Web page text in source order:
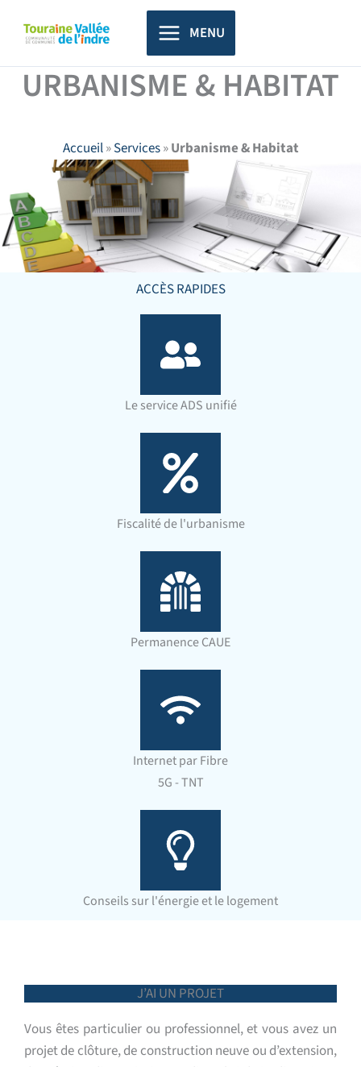
principal
MENU
URBANISME & HABITAT
Accueil»Services»Urbanisme & Habitat
ACCÈS RAPIDES
Le service ADS unifié
Fiscalité de l'urbanisme
Permanence CAUE
Internet par Fibre
5G - TNT
Conseils sur l'énergie et le logement
J’AI UN PROJET
Vous êtes particulier ou professionnel, et vous avez un
projet de clôture, de construction neuve ou d’extension,